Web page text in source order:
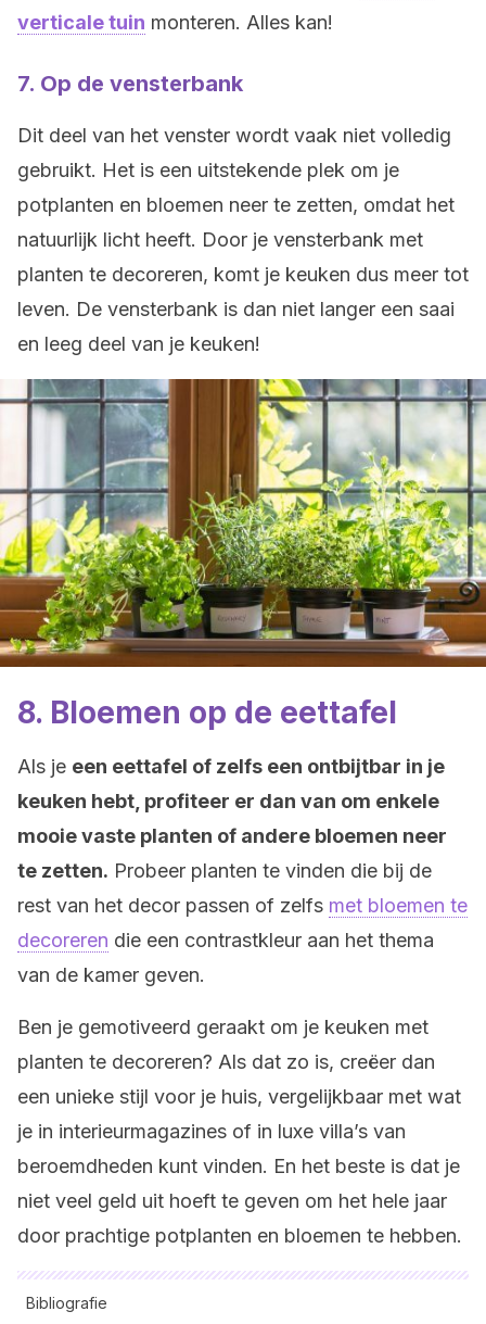
verticale tuin monteren. Alles kan!
7. Op de vensterbank
Dit deel van het venster wordt vaak niet volledig
gebruikt. Het is een uitstekende plek om je
potplanten en bloemen neer te zetten, omdat het
natuurlijk licht heeft. Door je vensterbank met
planten te decoreren, komt je keuken dus meer tot
leven. De vensterbank is dan niet langer een saai
en leeg deel van je keuken!
8. Bloemen op de eettafel
Als je een eettafel of zelfs een ontbijtbar in je
keuken hebt, profiteer er dan van om enkele
mooie vaste planten of andere bloemen neer
te zetten. Probeer planten te vinden die bij de
rest van het decor passen of zelfs met bloemen te
decoreren die een contrastkleur aan het thema
van de kamer geven.
Ben je gemotiveerd geraakt om je keuken met
planten te decoreren? Als dat zo is, creëer dan
een unieke stijl voor je huis, vergelijkbaar met wat
je in interieurmagazines of in luxe villa’s van
beroemdheden kunt vinden. En het beste is dat je
niet veel geld uit hoeft te geven om het hele jaar
door prachtige potplanten en bloemen te hebben.
Bibliografie